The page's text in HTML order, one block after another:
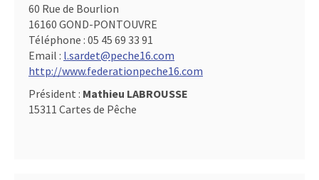
60 Rue de Bourlion
16160 GOND-PONTOUVRE
Téléphone : 05 45 69 33 91
Email : l.sardet@peche16.com
http://www.federationpeche16.com
Président : Mathieu LABROUSSE
15311 Cartes de Pêche